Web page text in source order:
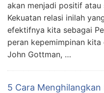
akan menjadi positif atau
Kekuatan relasi inilah
efektifnya kita sebagai
peran kepemimpinan
John Gottman, …
5 Cara Menghilangkan